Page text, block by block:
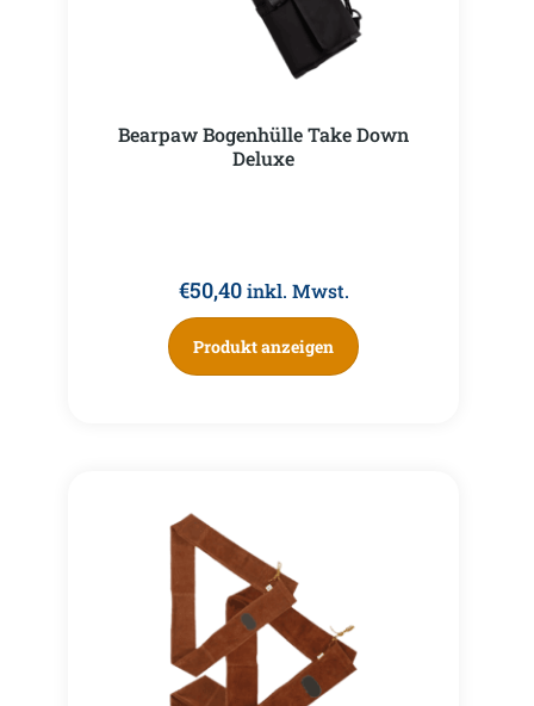
Bearpaw Bogenhülle Take Down
Deluxe
€50,40 inkl. Mwst.
Produkt anzeigen